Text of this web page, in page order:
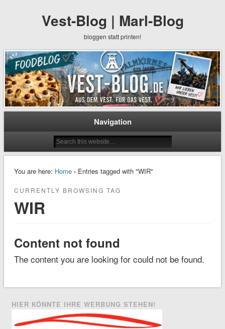
Vest-Blog | Marl-Blog
bloggen statt printen!
Navigation
You are here: Home› Entries tagged with "WIR"
CURRENTLY BROWSING TAG
WIR
Content not found
The content you are looking for could not be found.
HIER KÖNNTE IHRE WERBUNG STEHEN!